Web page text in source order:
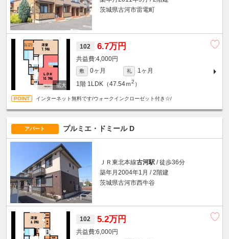
茨城県古河市雷電町
102 6.7万円
4,000円
敷 0ヶ月 礼
1ヶ月
1階 1LDK（47.54ｍ2 ）
インターネット無料です/ウォークインクローゼット付き☆/
アパート プルミエ・ドミール D
ＪＲ東北本線古河駅 / 徒歩36分
築年月2004年1月 / 2階建
茨城県古河市西牛谷
102 5.2万円
6,000円